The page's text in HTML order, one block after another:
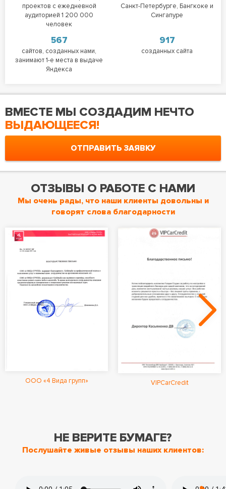
проектов с ежедневной
аудиторией 1 200 000
человек
Санкт-Петербурге, Бангкоке и
Сингапуре
567
сайтов, созданных нами,
занимают 1-е места в выдаче
Яндекса
917
созданных сайта
ВМЕСТЕ МЫ СОЗДАДИМ НЕЧТО
ВЫДАЮЩЕЕСЯ!
ОТПРАВИТЬ ЗАЯВКУ
ОТЗЫВЫ О РАБОТЕ С НАМИ
Мы очень рады, что наши клиенты довольны и
говорят слова благодарности
ООО «4 Вида групп» VIPCarCredit
НЕ ВЕРИТЕ БУМАГЕ?
Послушайте живые отзывы наших клиентов: